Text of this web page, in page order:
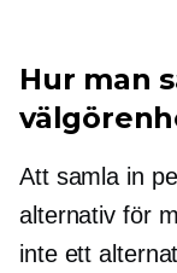
Hur man
Att samla in
alternativ för
inte ett